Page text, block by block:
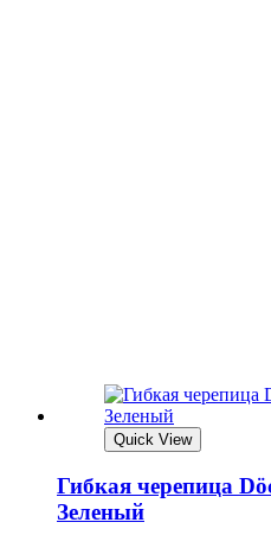
Quick View
Гибкая черепица
Зеленый